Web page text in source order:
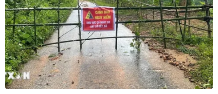
TIN LIÊN QUAN